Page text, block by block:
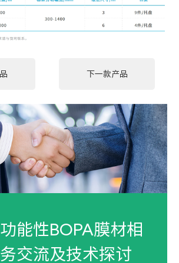
下一款产品
能性BOPA膜材相
交流及技术探讨